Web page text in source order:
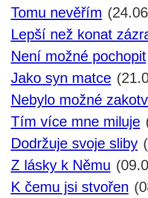
Tomu nevěřím
Lepší než konat
Není možné pochopit
Jako syn matce
Nebylo možné
Tím více mne miluje
Dodržuje svoje sliby
Z lásky k Němu
K čemu jsi stvořen